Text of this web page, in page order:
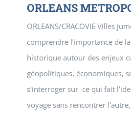
ORLEANS
ORLEANS/CRACOVIE Villes
comprendre l’importance de
historique autour des enjeux
géopolitiques, économiques,
s’interroger sur ce qui fait
voyage sans rencontrer